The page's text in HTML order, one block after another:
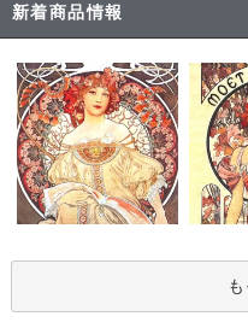
新着商品情報